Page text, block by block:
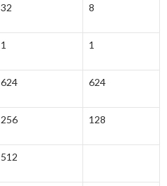
32 8
1 1
624 624
256 128
512